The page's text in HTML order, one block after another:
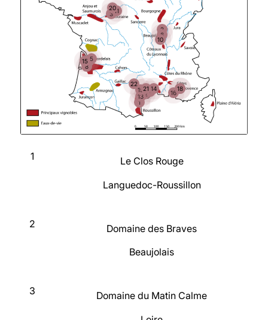
1
2
3
45
6
7
8
10
11
12
13
14
15
16
17
18
19
20
21
22
1
Le Clos Rouge
Languedoc-Roussillon
2
Domaine des Braves
Beaujolais
3
Domaine du Matin Calme